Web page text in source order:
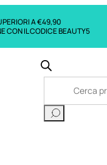
A €49,90
CON IL CODICE BEAUTY5